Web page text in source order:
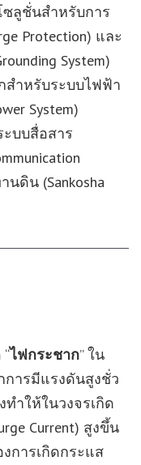
ซลูชั่นสำหรับการ
Protection) และ
System)
สำหรับระบบไฟฟ้า
System)
บบสื่อสาร
ดิน (Sankosha
ไฟกระชาก” ใน
ารมีแรงดันสูงชั่ว
ำให้ในวงจรเกิด
Current) สูงขึ้น
การเกิดกระแส